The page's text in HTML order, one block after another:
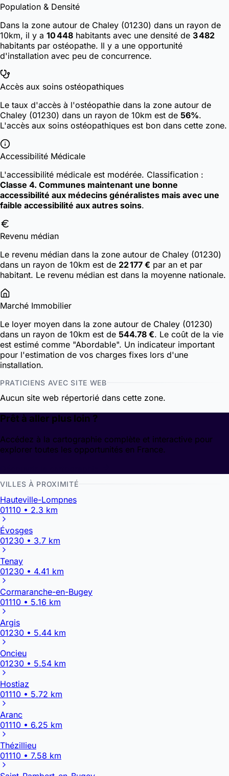
Population & Densité
Dans la zone autour de Chaley (01230) dans un rayon de
10km, il y a 10 448 habitants avec une densité de 3 482
habitants par ostéopathe. Il y a une opportunité
d'installation avec peu de concurrence.
Accès aux soins ostéopathiques
Le taux d'accès à l'ostéopathie dans la zone autour de
Chaley (01230) dans un rayon de 10km est de 56%.
L'accès aux soins ostéopathiques est bon dans cette zone.
Accessibilité Médicale
L'accessibilité médicale est modérée. Classification :
Classe 4. Communes maintenant une bonne
accessibilité aux médecins généralistes mais avec une
faible accessibilité aux autres soins.
Revenu médian
Le revenu médian dans la zone autour de Chaley (01230)
dans un rayon de 10km est de 22 177 € par an et par
habitant. Le revenu médian est dans la moyenne nationale.
Marché Immobilier
Le loyer moyen dans la zone autour de Chaley (01230)
dans un rayon de 10km est de 544.78 €. Le coût de la vie
est estimé comme "Abordable". Un indicateur important
pour l'estimation de vos charges fixes lors d'une
installation.
PRATICIENS AVEC SITE WEB
Aucun site web répertorié dans cette zone.
Prêt à aller plus loin ?
Accédez à la cartographie complète et interactive pour
explorer toutes les opportunités en France.
VILLES À PROXIMITÉ
Hauteville-Lompnes
01110 • 2.3 km
Évosges
01230 • 3.7 km
Tenay
01230 • 4.41 km
Cormaranche-en-Bugey
01110 • 5.16 km
Argis
01230 • 5.44 km
Oncieu
01230 • 5.54 km
Hostiaz
01110 • 5.72 km
Aranc
01110 • 6.25 km
Thézillieu
01110 • 7.58 km